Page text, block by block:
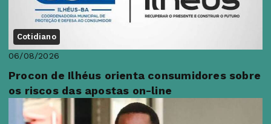
Cotidiano
06/08/2026
Procon de Ilhéus orienta consumidores sobre
os riscos das apostas on-line